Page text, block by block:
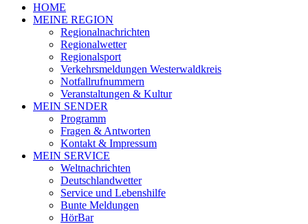
HOME
MEINE REGION
Regionalnachrichten
Regionalwetter
Regionalsport
Verkehrsmeldungen Westerwaldkreis
Notfallrufnummern
Veranstaltungen & Kultur
MEIN SENDER
Programm
Fragen & Antworten
Kontakt & Impressum
MEIN SERVICE
Weltnachrichten
Deutschlandwetter
Service und Lebenshilfe
Bunte Meldungen
HörBar